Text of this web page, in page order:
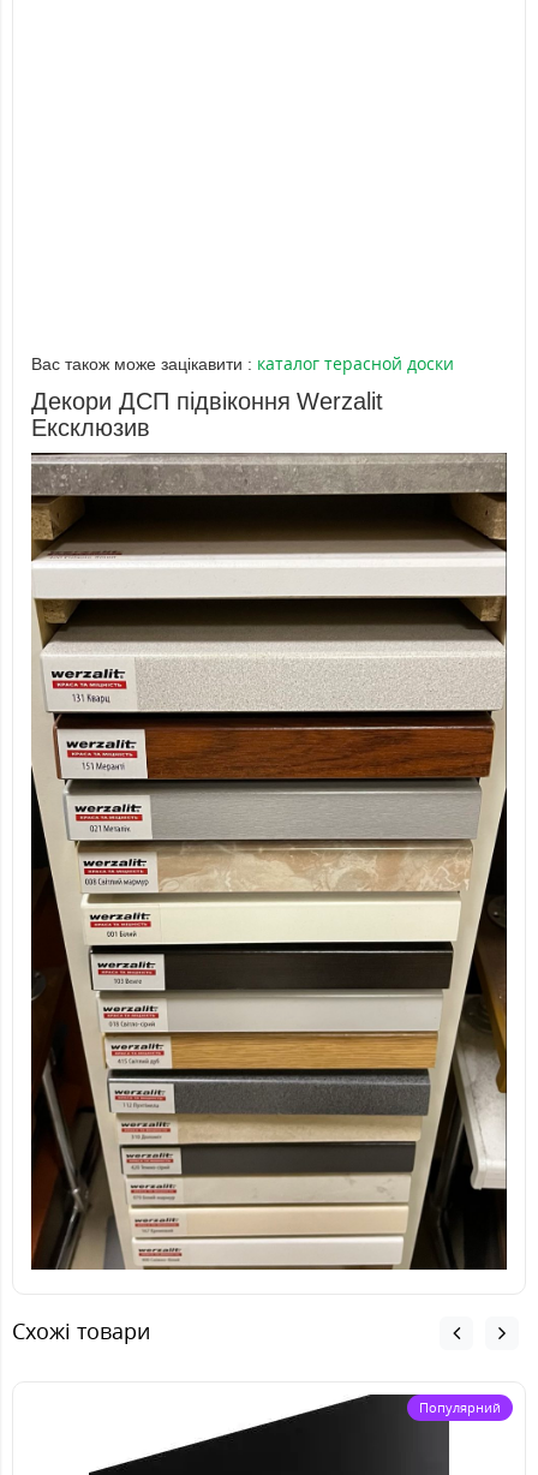
Вас також може зацікавити : каталог терасной доски
Декори ДСП підвіконня Werzalit
Ексклюзив
Схожі товари
Популярний